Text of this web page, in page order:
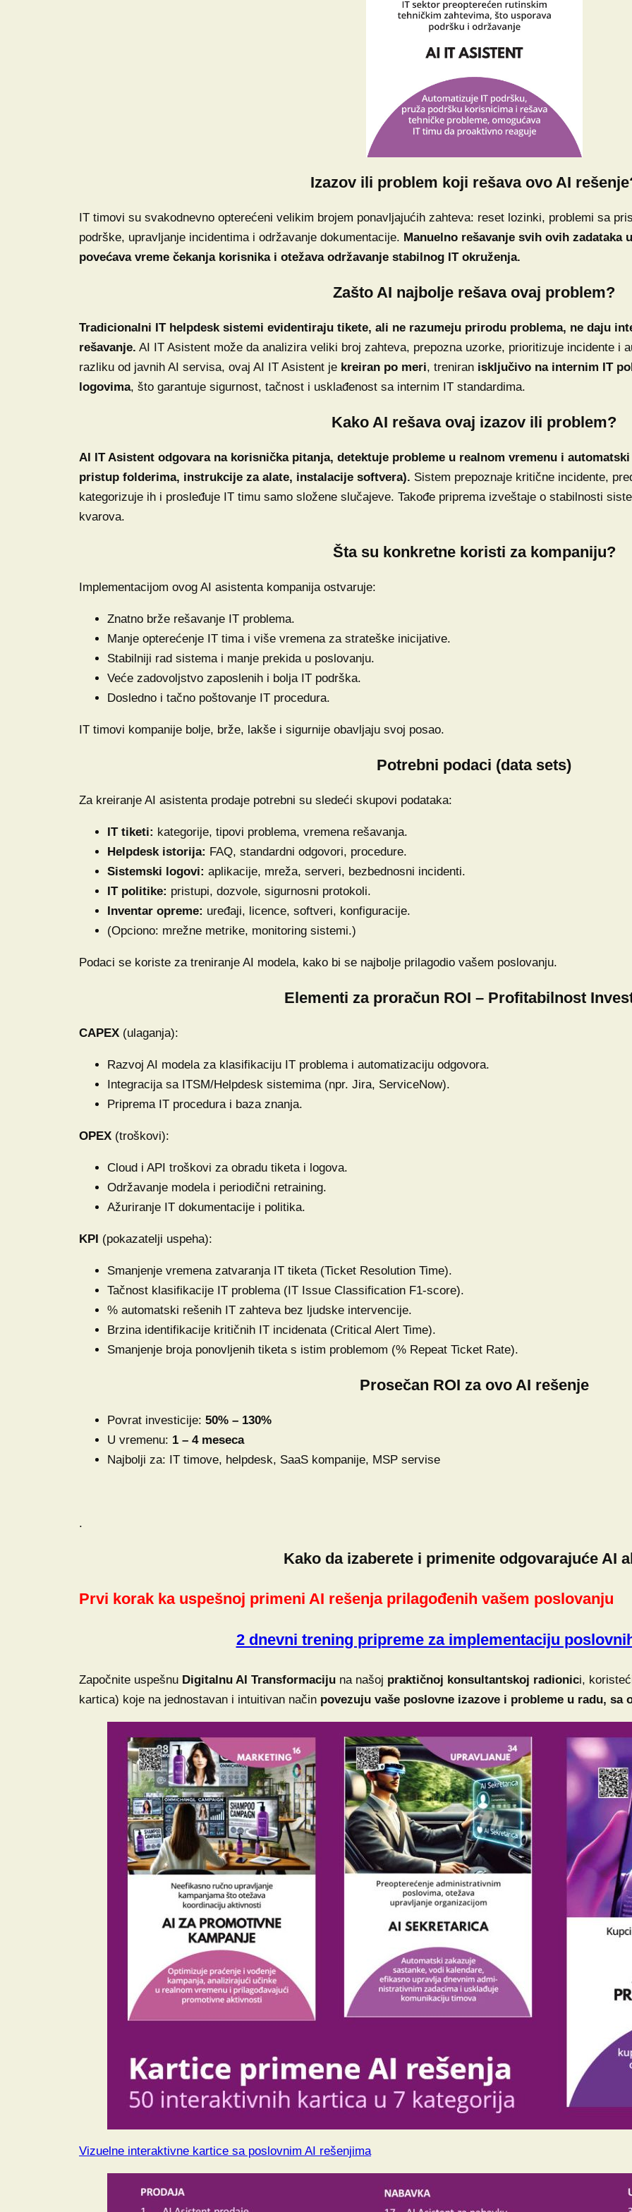
Izazov ili problem koji rešava ovo AI
IT timovi su svakodnevno opterećeni velikim brojem ponavljajućih zahteva: reset lozinki, problemi sa
podrške, upravljanje incidentima i održavanje dokumentacije. Manuelno rešavanje svih ovih zadataka
povećava vreme čekanja korisnika i otežava održavanje stabilnog IT okruženja.
Zašto AI najbolje rešava ovaj problem?
Tradicionalni IT helpdesk sistemi evidentiraju tikete, ali ne razumeju prirodu problema, ne daju
rešavanje. AI IT Asistent može da analizira veliki broj zahteva, prepozna uzorke, prioritizuje incidente i
razliku od javnih AI servisa, ovaj AI IT Asistent je kreiran po meri, treniran isključivo na internim IT
logovima, što garantuje sigurnost, tačnost i usklađenost sa internim IT standardima.
Kako AI rešava ovaj izazov ili problem?
AI IT Asistent odgovara na korisnička pitanja, detektuje probleme u realnom vremenu i
pristup folderima, instrukcije za alate, instalacije softvera). Sistem prepoznaje kritične incidente,
kategorizuje ih i prosleđuje IT timu samo složene slučajeve. Takođe priprema izveštaje o stabilnosti
kvarova.
Šta su konkretne koristi za kompaniju?
Implementacijom ovog AI asistenta kompanija ostvaruje:
Znatno brže rešavanje IT problema.
Manje opterećenje IT tima i više vremena za strateške inicijative.
Stabilniji rad sistema i manje prekida u poslovanju.
Veće zadovoljstvo zaposlenih i bolja IT podrška.
Dosledno i tačno poštovanje IT procedura.
IT timovi kompanije bolje, brže, lakše i sigurnije obavljaju svoj posao.
Potrebni podaci (data sets)
Za kreiranje AI asistenta prodaje potrebni su sledeći skupovi podataka:
IT tiketi: kategorije, tipovi problema, vremena rešavanja.
Helpdesk istorija: FAQ, standardni odgovori, procedure.
Sistemski logovi: aplikacije, mreža, serveri, bezbednosni incidenti.
IT politike: pristupi, dozvole, sigurnosni protokoli.
Inventar opreme: uređaji, licence, softveri, konfiguracije.
(Opciono: mrežne metrike, monitoring sistemi.)
Podaci se koriste za treniranje AI modela, kako bi se najbolje prilagodio vašem poslovanju.
Elementi za proračun ROI – Profitabilnost
CAPEX (ulaganja):
Razvoj AI modela za klasifikaciju IT problema i automatizaciju odgovora.
Integracija sa ITSM/Helpdesk sistemima (npr. Jira, ServiceNow).
Priprema IT procedura i baza znanja.
OPEX (troškovi):
Cloud i API troškovi za obradu tiketa i logova.
Održavanje modela i periodični retraining.
Ažuriranje IT dokumentacije i politika.
KPI (pokazatelji uspeha):
Smanjenje vremena zatvaranja IT tiketa (Ticket Resolution Time).
Tačnost klasifikacije IT problema (IT Issue Classification F1-score).
% automatski rešenih IT zahteva bez ljudske intervencije.
Brzina identifikacije kritičnih IT incidenata (Critical Alert Time).
Smanjenje broja ponovljenih tiketa s istim problemom (% Repeat Ticket Rate).
Prosečan ROI za ovo AI rešenje
Povrat investicije: 50% – 130%
U vremenu: 1 – 4 meseca
Najbolji za: IT timove, helpdesk, SaaS kompanije, MSP servise
.
Kako da izaberete i primenite odgovarajuće AI
Prvi korak ka uspešnoj primeni AI rešenja prilagođenih vašem poslovanju
2 dnevni trening pripreme za implementaciju
Započnite uspešnu Digitalnu AI Transformaciju na našoj praktičnoj konsultantskoj radionici,
kartica) koje na jednostavan i intuitivan način povezuju vaše poslovne izazove i probleme u radu, sa
Vizuelne interaktivne kartice sa poslovnim AI rešenjima